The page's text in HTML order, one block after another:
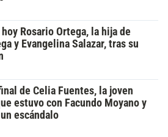
Rosario Ortega, la hija de
y Evangelina Salazar, tras su
de Celia Fuentes, la joven
estuvo con Facundo Moyano y
escándalo